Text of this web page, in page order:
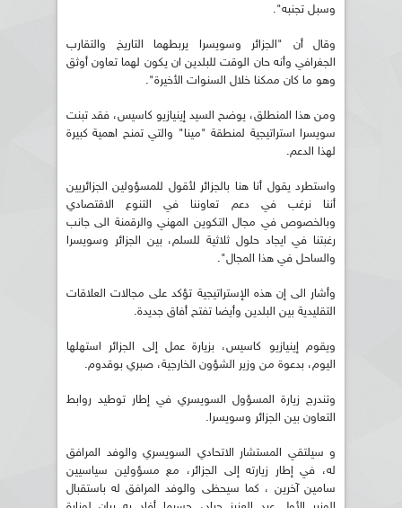
وسبل تجنبه".
وقال أن "الجزائر وسويسرا يربطهما التاريخ والتقارب
الجغرافي وأنه حان الوقت للبلدين ان يكون لهما تعاون أوثق
وهو ما كان ممكنا خلال السنوات الأخيرة".
ومن هذا المنطلق، يوضح السيد إينيازيو كاسيس، فقد تبنت
سويسرا استراتيجية لمنطقة "مينا" والتي تمنح اهمية كبيرة
لهذا الدعم.
واستطرد يقول أنا هنا بالجزائر لأقول للمسؤولين الجزائريين
أننا نرغب في دعم تعاوننا في التنوع الاقتصادي
وبالخصوص في مجال التكوين المهني والرقمنة الى جانب
رغبتنا في ايجاد حلول ثلاثية للسلم، بين الجزائر وسويسرا
والساحل في هذا المجال".
وأشار الى إن هذه الإستراتيجية تؤكد على مجالات العلاقات
التقليدية بين البلدين وأيضا تفتح أفاق جديدة.
ويقوم إينيازيو كاسيس، بزيارة عمل إلى الجزائر استهلها
اليوم، بدعوة من وزير الشؤون الخارجية، صبري بوقدوم.
وتندرج زيارة المسؤول السويسري في إطار توطيد روابط
التعاون بين الجزائر وسويسرا.
و سيلتقي المستشار الاتحادي السويسري والوفد المرافق
له، في إطار زيارته إلى الجزائر، مع مسؤولين سياسيين
سامين آخرين ، كما سيحظى والوفد المرافق له باستقبال